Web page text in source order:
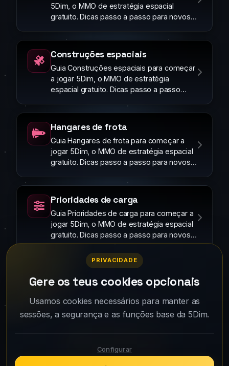
5Dim, o MMO de estratégia espacial
gratuito. Dicas passo a passo para novos
Construções espaciais
Guia Construções espaciais para começar
a jogar 5Dim, o MMO de estratégia
espacial gratuito. Dicas passo a passo
Hangares de frota
Guia Hangares de frota para começar a
jogar 5Dim, o MMO de estratégia espacial
gratuito. Dicas passo a passo para novos
Prioridades de carga
Guia Prioridades de carga para começar a
jogar 5Dim, o MMO de estratégia espacial
gratuito. Dicas passo a passo para novos
jogadores.
Your fleet is waiting. Create your account
and take off.
PRIVACIDADE
Gere os teus cookies opcionais
Usamos cookies necessários para manter as
sessões, a segurança e as funções base da 5Dim.
Configurar